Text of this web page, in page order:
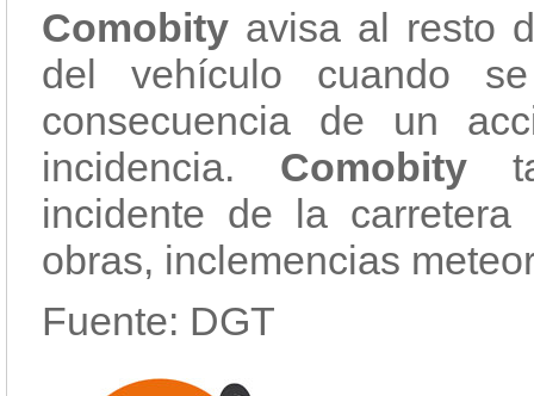
Comobity avisa al resto
del vehículo cuando
consecuencia de un
incidencia. Comobity
incidente de la
obras, inclemencias
Fuente: DGT